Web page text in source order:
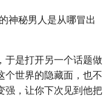
神秘男人是从哪冒出
于是打开另一个话题做
个世界的隐藏面，也不
强，让你下次见到他把